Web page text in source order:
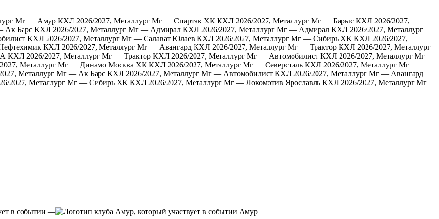
Мг — Амур КХЛ 2026/2027, Металлург Мг — Спартак ХК КХЛ 2026/2027, Металлург Мг — Барыс КХЛ 2026/2027,
Ак Барс КХЛ 2026/2027, Металлург Мг — Адмирал КХЛ 2026/2027, Металлург Мг — Адмирал КХЛ 2026/2027, Металлург
КХЛ 2026/2027, Металлург Мг — Салават Юлаев КХЛ 2026/2027, Металлург Мг — Сибирь ХК КХЛ 2026/2027,
КХЛ 2026/2027, Металлург Мг — Авангард КХЛ 2026/2027, Металлург Мг — Трактор КХЛ 2026/2027, Металлург
КХЛ 2026/2027, Металлург Мг — Трактор КХЛ 2026/2027, Металлург Мг — Автомобилист КХЛ 2026/2027, Металлург Мг —
Металлург Мг — Динамо Москва ХК КХЛ 2026/2027, Металлург Мг — Северсталь КХЛ 2026/2027, Металлург Мг —
Металлург Мг — Ак Барс КХЛ 2026/2027, Металлург Мг — Автомобилист КХЛ 2026/2027, Металлург Мг — Авангард
2027, Металлург Мг — Сибирь ХК КХЛ 2026/2027, Металлург Мг — Локомотив Ярославль КХЛ 2026/2027, Металлург Мг
— Амур